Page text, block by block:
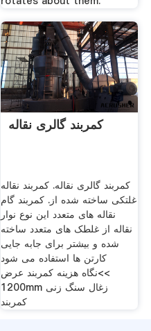
کمربند گالری نقاله
کمربند گالری نقاله. کمربند نقاله
غلتکی ساخته شده از. کمربند گام
نقاله های متعدد این نوع نوار
نقاله از غلطک های متعدد ساخته
شده و بیشتر برای جابه جایی
کارتن ها استفاده می شود
>>نگاه هزینه کمربند عرض
1200mm زغال سنگ زنی
کمربند